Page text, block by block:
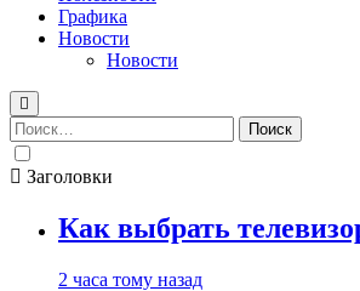
Графика
Новости
Новости
Найти:
Заголовки
Как выбрать
2 часа тому назад